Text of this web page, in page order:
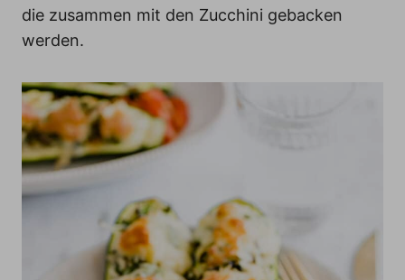
die zusammen mit den Zucchini gebacken
werden.